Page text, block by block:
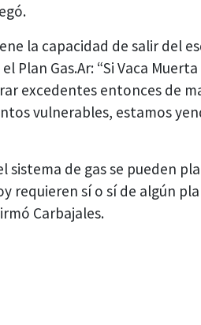
la capacidad de salir del
Plan Gas.Ar: “Si Vaca
excedentes entonces de
vulnerables, estamos
sistema de gas se pueden
requieren sí o sí de algún
Carbajales.